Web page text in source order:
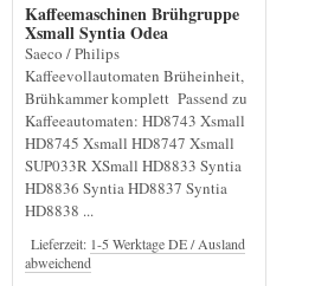
Kaffeemaschinen Brühgruppe
Xsmall Syntia Odea
Saeco / Philips
Kaffeevollautomaten Brüheinheit,
Brühkammer komplett Passend zu
Kaffeeautomaten: HD8743 Xsmall
HD8745 Xsmall HD8747 Xsmall
SUP033R XSmall HD8833 Syntia
HD8836 Syntia HD8837 Syntia
HD8838 ...
Lieferzeit: 1-5 Werktage DE / Ausland
abweichend